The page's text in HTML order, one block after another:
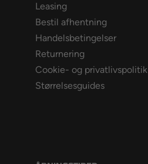
Leasing
Bestil afhentning
Handelsbetingelser
Returnering
Cookie- og privatlivspolitik
Størrelsesguides